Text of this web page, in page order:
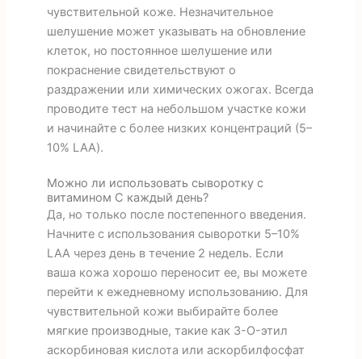
чувствительной коже. Незначительное
шелушение может указывать на обновление
клеток, но постоянное шелушение или
покраснение свидетельствуют о
раздражении или химических ожогах. Всегда
проводите тест на небольшом участке кожи
и начинайте с более низких концентраций (5–
10% LAA).
Можно ли использовать сыворотку с
витамином С каждый день?
Да, но только после постепенного введения.
Начните с использования сыворотки 5–10%
LAA через день в течение 2 недель. Если
ваша кожа хорошо переносит ее, вы можете
перейти к ежедневному использованию. Для
чувствительной кожи выбирайте более
мягкие производные, такие как 3-O-этил
аскорбиновая кислота или аскорбилфосфат